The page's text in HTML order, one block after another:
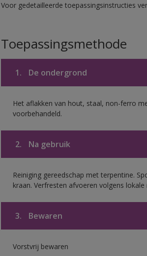
Voor gedetailleerde toepassingsinstructies
Toepassingsmethode
1. De ondergrond
Het aflakken van hout, staal, non-ferro
voorbehandeld.
2. Na gebruik
Reiniging gereedschap met terpentine.
kraan. Verfresten afvoeren volgens lokale
3. Bewaren
Vorstvrij bewaren